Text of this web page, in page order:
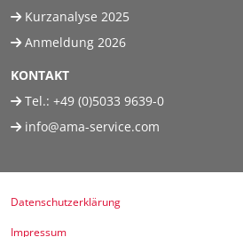
Kurzanalyse 2025
Anmeldung 2026
KONTAKT
Tel.: +49 (0)5033 9639-0
info@ama-service.com
Datenschutzerklärung
Impressum